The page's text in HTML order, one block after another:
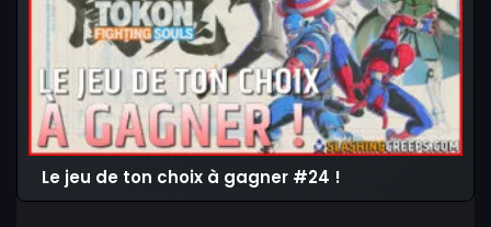
Le jeu de ton choix à gagner #24 !